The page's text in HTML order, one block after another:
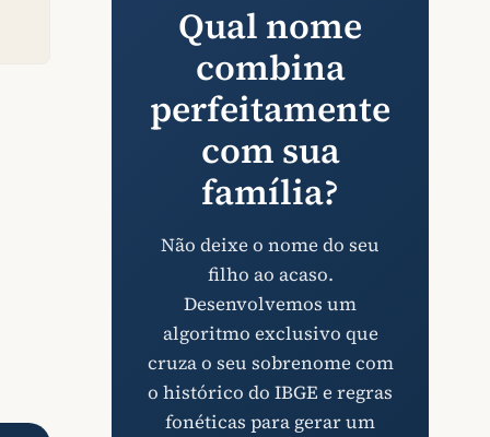
Qual nome
combina
perfeitamente
com sua
família?
Não deixe o nome do seu
filho ao acaso.
Desenvolvemos um
algoritmo exclusivo que
cruza o seu sobrenome com
o histórico do IBGE e regras
fonéticas para gerar um